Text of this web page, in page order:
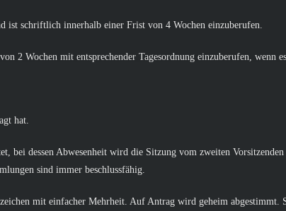
ist schriftlich innerhalb einer Frist von 4 Wochen einzuberufen.
2 Wochen mit entsprechender Tagesordnung einzuberufen, wenn
hat.
bei dessen Abwesenheit wird die Sitzung vom zweiten
sind immer beschlussfähig.
mit einfacher Mehrheit. Auf Antrag wird geheim abgestimmt.